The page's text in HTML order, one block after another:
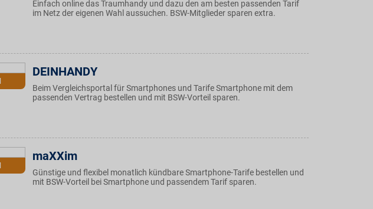
Einfach online das Traumhandy und dazu den am besten passenden Tarif
im Netz der eigenen Wahl aussuchen. BSW-Mitglieder sparen extra.
DEINHANDY
Beim Vergleichsportal für Smartphones und Tarife Smartphone mit dem
passenden Vertrag bestellen und mit BSW-Vorteil sparen.
maXXim
Günstige und flexibel monatlich kündbare Smartphone-Tarife bestellen und
mit BSW-Vorteil bei Smartphone und passendem Tarif sparen.